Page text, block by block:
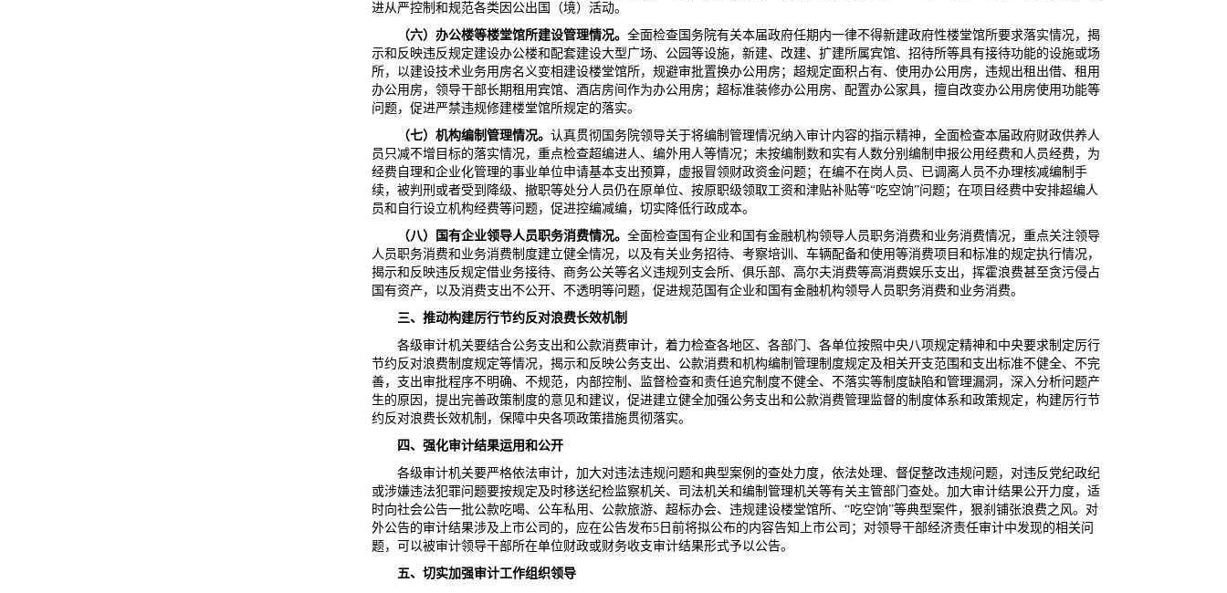
进从严控制和规范各类因公出国（境）活动。
（六）办公楼等楼堂馆所建设管理情况。 全面检查国务院有关本届政府任期内一律不得新建政府性楼堂馆所要求落实情况，揭
示和反映违反规定建设办公楼和配套建设大型广场、公园等设施，新建、改建、扩建所属宾馆、招待所等具有接待功能的设施或场
所，以建设技术业务用房名义变相建设楼堂馆所，规避审批置换办公用房；超规定面积占有、使用办公用房，违规出租出借、租用
办公用房，领导干部长期租用宾馆、酒店房间作为办公用房；超标准装修办公用房、配置办公家具，擅自改变办公用房使用功能等
问题，促进严禁违规修建楼堂馆所规定的落实。
（七）机构编制管理情况。 认真贯彻国务院领导关于将编制管理情况纳入审计内容的指示精神，全面检查本届政府财政供养人
员只减不增目标的落实情况，重点检查超编进人、编外用人等情况；未按编制数和实有人数分别编制申报公用经费和人员经费，为
经费自理和企业化管理的事业单位申请基本支出预算，虚报冒领财政资金问题；在编不在岗人员、已调离人员不办理核减编制手
续，被判刑或者受到降级、撤职等处分人员仍在原单位、按原职级领取工资和津贴补贴等“吃空饷”问题；在项目经费中安排超编人
员和自行设立机构经费等问题，促进控编减编，切实降低行政成本。
（八）国有企业领导人员职务消费情况。 全面检查国有企业和国有金融机构领导人员职务消费和业务消费情况，重点关注领导
人员职务消费和业务消费制度建立健全情况，以及有关业务招待、考察培训、车辆配备和使用等消费项目和标准的规定执行情况，
揭示和反映违反规定借业务接待、商务公关等名义违规列支会所、俱乐部、高尔夫消费等高消费娱乐支出，挥霍浪费甚至贪污侵占
国有资产，以及消费支出不公开、不透明等问题，促进规范国有企业和国有金融机构领导人员职务消费和业务消费。
三、推动构建厉行节约反对浪费长效机制
各级审计机关要结合公务支出和公款消费审计，着力检查各地区、各部门、各单位按照中央八项规定精神和中央要求制定厉行
节约反对浪费制度规定等情况，揭示和反映公务支出、公款消费和机构编制管理制度规定及相关开支范围和支出标准不健全、不完
善，支出审批程序不明确、不规范，内部控制、监督检查和责任追究制度不健全、不落实等制度缺陷和管理漏洞，深入分析问题产
生的原因，提出完善政策制度的意见和建议，促进建立健全加强公务支出和公款消费管理监督的制度体系和政策规定，构建厉行节
约反对浪费长效机制，保障中央各项政策措施贯彻落实。
四、强化审计结果运用和公开
各级审计机关要严格依法审计，加大对违法违规问题和典型案例的查处力度，依法处理、督促整改违规问题，对违反党纪政纪
或涉嫌违法犯罪问题要按规定及时移送纪检监察机关、司法机关和编制管理机关等有关主管部门查处。加大审计结果公开力度，适
时向社会公告一批公款吃喝、公车私用、公款旅游、超标办会、违规建设楼堂馆所、“吃空饷”等典型案件，狠刹铺张浪费之风。对
外公告的审计结果涉及上市公司的，应在公告发布5日前将拟公布的内容告知上市公司；对领导干部经济责任审计中发现的相关问
题，可以被审计领导干部所在单位财政或财务收支审计结果形式予以公告。
五、切实加强审计工作组织领导